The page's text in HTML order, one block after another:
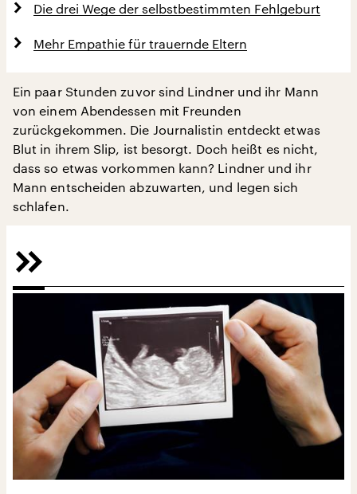
Die drei Wege der selbstbestimmten Fehlgeburt
Mehr Empathie für trauernde Eltern
Ein paar Stunden zuvor sind Lindner und ihr Mann
von einem Abendessen mit Freunden
zurückgekommen. Die Journalistin entdeckt etwas
Blut in ihrem Slip, ist besorgt. Doch heißt es nicht,
dass so etwas vorkommen kann? Lindner und ihr
Mann entscheiden abzuwarten, und legen sich
schlafen.